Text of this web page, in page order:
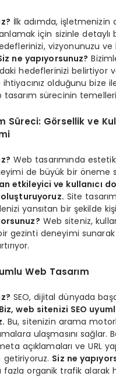
İlk adımda, işletmenizin
için sizinle detaylı
vizyonunuzu
ne yapıyorsunuz?
hedeflerinizi belirtiyor
olduğunu bize
tasarım sürecinin
Süreci: Görsellik ve
Web tasarımında
de büyük bir öneme
etkileyici ve kullanıcı
Site
yansıtan bir şekilde
Web siteniz,
gezinti deneyimi
Web Tasarım
SEO, dijital dünyada
Biz, web sitenizi SEO
Bu, sitenizin arama
ulaşmasını sağlar.
açıklamaları ve URL
Siz ne
fazla organik trafik alarak